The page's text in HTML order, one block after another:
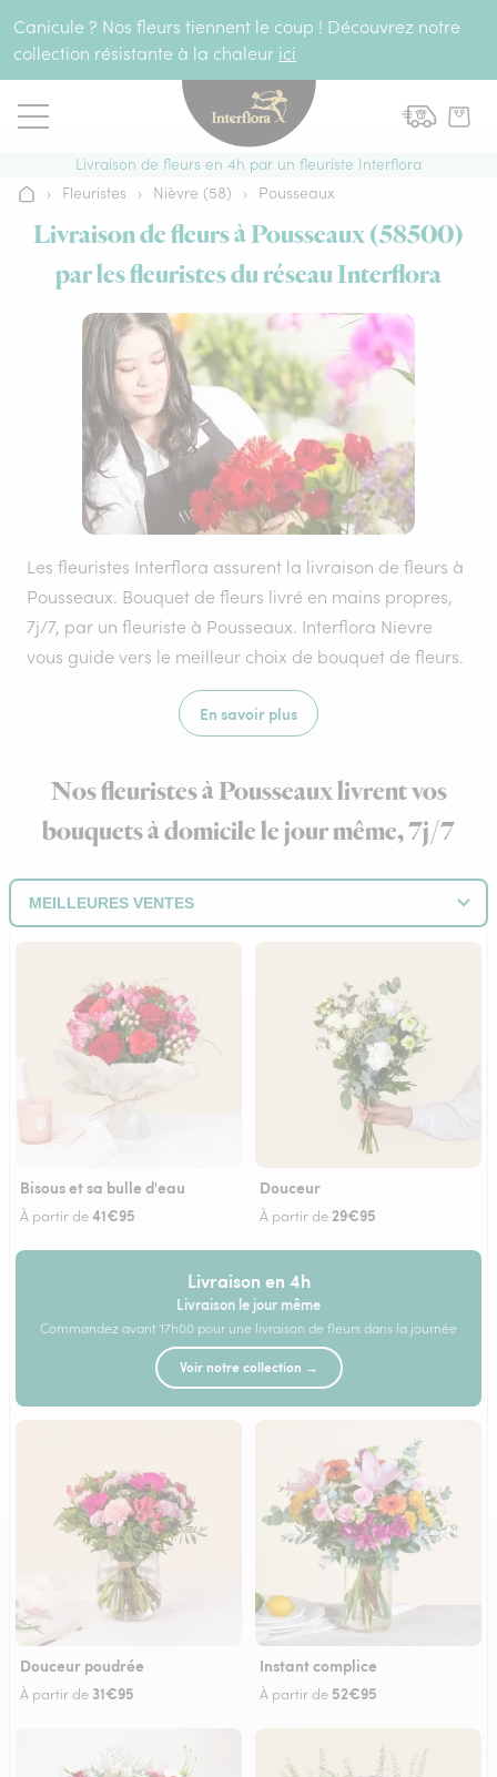
Canicule ? Nos fleurs tiennent le coup ! Découvrez notre
collection résistante à la chaleur ici
Livraison de fleurs en 4h par un fleuriste Interflora
Accueil
› Fleuristes › Nièvre (58) › Pousseaux
Livraison de fleurs à Pousseaux (58500)
par les fleuristes du réseau Interflora
Les fleuristes Interflora assurent la livraison de fleurs à
Pousseaux. Bouquet de fleurs livré en mains propres,
7j/7, par un fleuriste à Pousseaux. Interflora Nievre
vous guide vers le meilleur choix de bouquet de fleurs.
En savoir plus
Nos fleuristes à Pousseaux livrent vos
bouquets à domicile le jour même, 7j/7
Bisous et sa bulle d'eau
À partir de41€95
Douceur
À partir de 29€95
Livraison en 4h
Livraison le jour même
Commandez avant 17h00 pour une livraison de fleurs dans la journée
Voir notre collection →
Douceur poudrée
À partir de 31€95
Instant complice
À partir de 52€95